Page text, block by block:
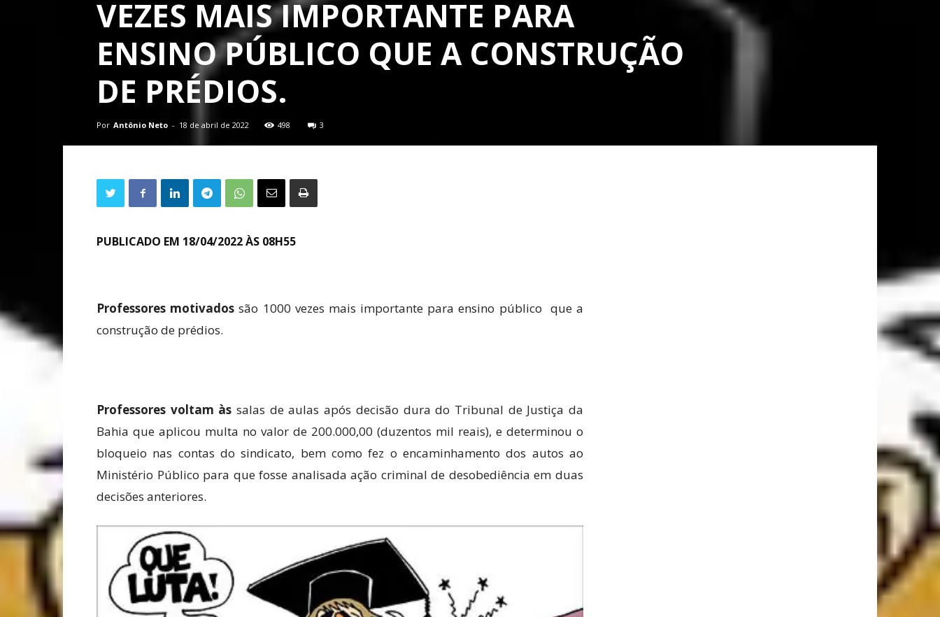
VEZES MAIS IMPORTANTE PARA
ENSINO PÚBLICO QUE A CONSTRUÇÃO
DE PRÉDIOS.
Por Antônio Neto - 18 de abril de 2022 498 3
PUBLICADO EM 18/04/2022 ÀS 08H55
Professores motivados são 1000 vezes mais importante para ensino público que a
construção de prédios.
Professores voltam às salas de aulas após decisão dura do Tribunal de Justiça da
Bahia que aplicou multa no valor de 200.000,00 (duzentos mil reais), e determinou o
bloqueio nas contas do sindicato, bem como fez o encaminhamento dos autos ao
Ministério Público para que fosse analisada ação criminal de desobediência em duas
decisões anteriores.